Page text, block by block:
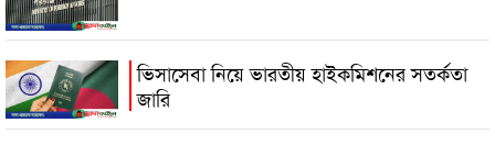
ভিসাসেবা নিয়ে ভারতীয় হাইকমিশনের সতর্কতা
জারি